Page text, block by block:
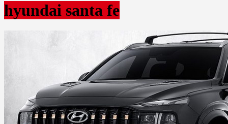
hyundai santa fe